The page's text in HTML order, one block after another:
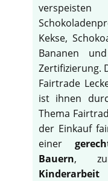
Kekse,
Bananen
Zertifizierung.
Fairtrade
ist ihnen
Thema
der Einkauf
einer
Bauern,
Kinderarbeit